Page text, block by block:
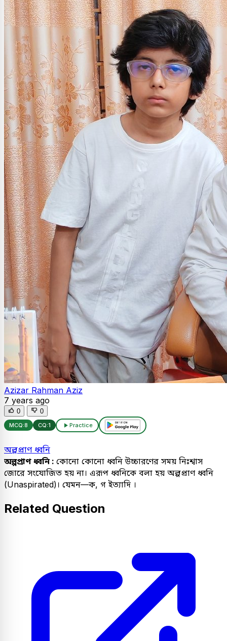
Azizar Rahman Aziz
7 years ago
0 0
MCQ:8 CQ:1 Practice
অল্পপ্রাণ ধ্বনি
অল্পপ্রাণ ধ্বনি : কোনো কোনো ধ্বনি উচ্চারণের সময় নিঃশ্বাস
জোরে সংযোজিত হয় না। এরূপ ধ্বনিকে বলা হয় অল্পপ্রাণ ধ্বনি
(Unaspirated)। যেমন—ক, গ ইত্যাদি ।
Related Question